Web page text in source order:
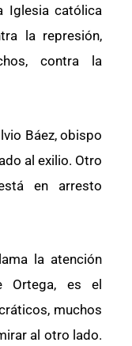
Iglesia católica
la represión,
contra la
Báez, obispo
al exilio. Otro
en arresto
la atención
Ortega, es el
muchos
al otro lado.